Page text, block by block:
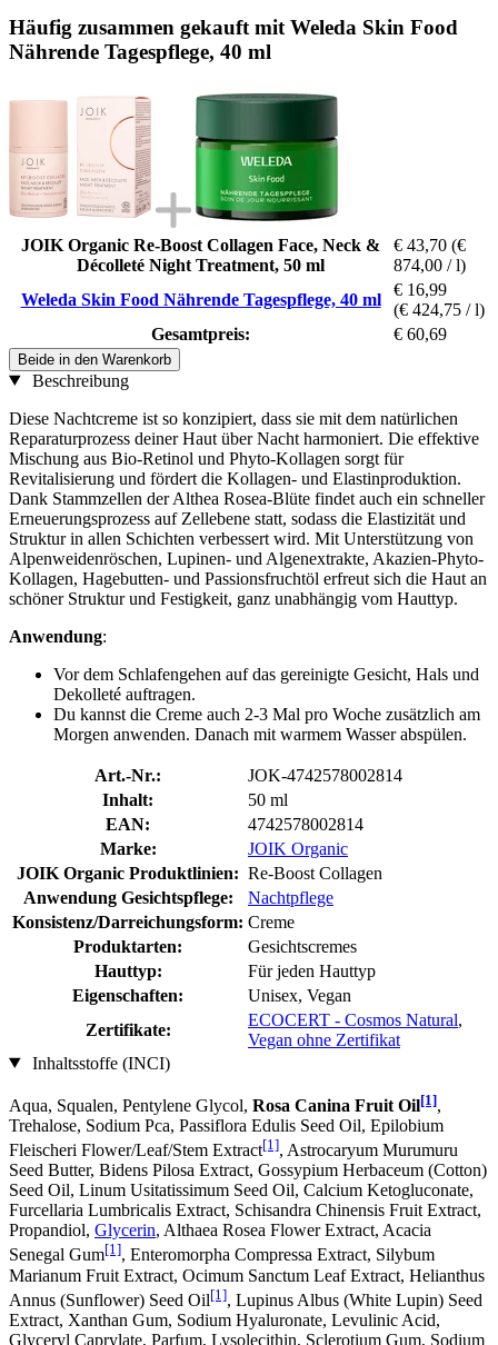
Häufig zusammen gekauft mit Weleda Skin Food
Nährende Tagespflege, 40 ml
JOIK Organic Re-Boost Collagen Face, Neck &
Décolleté Night Treatment, 50 ml
€ 43,70 (€
874,00 / l)
Weleda Skin Food Nährende Tagespflege, 40 ml
€ 16,99
(€ 424,75 / l)
Gesamtpreis:
€ 60,69
Beide in den Warenkorb
Beschreibung
Diese Nachtcreme ist so konzipiert, dass sie mit dem natürlichen
Reparaturprozess deiner Haut über Nacht harmoniert. Die effektive
Mischung aus Bio-Retinol und Phyto-Kollagen sorgt für
Revitalisierung und fördert die Kollagen- und Elastinproduktion.
Dank Stammzellen der Althea Rosea-Blüte findet auch ein schneller
Erneuerungsprozess auf Zellebene statt, sodass die Elastizität und
Struktur in allen Schichten verbessert wird. Mit Unterstützung von
Alpenweidenröschen, Lupinen- und Algenextrakte, Akazien-Phyto-
Kollagen, Hagebutten- und Passionsfruchtöl erfreut sich die Haut an
schöner Struktur und Festigkeit, ganz unabhängig vom Hauttyp.
Anwendung:
Vor dem Schlafengehen auf das gereinigte Gesicht, Hals und
Dekolleté auftragen.
Du kannst die Creme auch 2-3 Mal pro Woche zusätzlich am
Morgen anwenden. Danach mit warmem Wasser abspülen.
Art.-Nr.:
JOK-4742578002814
Inhalt:
50 ml
EAN:
4742578002814
Marke:
JOIK Organic
JOIK Organic Produktlinien: Re-Boost Collagen
Anwendung Gesichtspflege:
Nachtpflege
Konsistenz/Darreichungsform: Creme
Produktarten:
Gesichtscremes
Hauttyp:
Für jeden Hauttyp
Eigenschaften:
Unisex, Vegan
Zertifikate:
ECOCERT - Cosmos Natural,
Vegan ohne Zertifikat
Inhaltsstoffe (INCI)
Aqua, Squalen, Pentylene Glycol, Rosa Canina Fruit Oil[1],
Trehalose, Sodium Pca, Passiflora Edulis Seed Oil, Epilobium
Fleischeri Flower/Leaf/Stem Extract[1], Astrocaryum Murumuru
Seed Butter, Bidens Pilosa Extract, Gossypium Herbaceum (Cotton)
Seed Oil, Linum Usitatissimum Seed Oil, Calcium Ketogluconate,
Furcellaria Lumbricalis Extract, Schisandra Chinensis Fruit Extract,
Propandiol, Glycerin, Althaea Rosea Flower Extract, Acacia
Senegal Gum[1], Enteromorpha Compressa Extract, Silybum
Marianum Fruit Extract, Ocimum Sanctum Leaf Extract, Helianthus
Annus (Sunflower) Seed Oil[1], Lupinus Albus (White Lupin) Seed
Extract, Xanthan Gum, Sodium Hyaluronate, Levulinic Acid,
Glyceryl Caprylate, Parfum, Lysolecithin, Sclerotium Gum, Sodium